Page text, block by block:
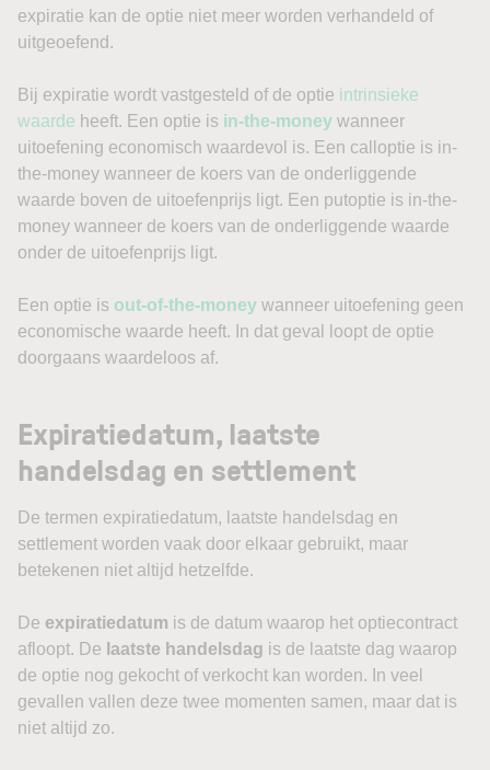
expiratie kan de optie niet meer worden verhandeld of
uitgeoefend.
Bij expiratie wordt vastgesteld of de optie intrinsieke
waarde heeft. Een optie is in-the-money wanneer
uitoefening economisch waardevol is. Een calloptie is in-
the-money wanneer de koers van de onderliggende
waarde boven de uitoefenprijs ligt. Een putoptie is in-the-
money wanneer de koers van de onderliggende waarde
onder de uitoefenprijs ligt.
Een optie is out-of-the-money wanneer uitoefening geen
economische waarde heeft. In dat geval loopt de optie
doorgaans waardeloos af.
Expiratiedatum, laatste
handelsdag en settlement
De termen expiratiedatum, laatste handelsdag en
settlement worden vaak door elkaar gebruikt, maar
betekenen niet altijd hetzelfde.
De expiratiedatum is de datum waarop het optiecontract
afloopt. De laatste handelsdag is de laatste dag waarop
de optie nog gekocht of verkocht kan worden. In veel
gevallen vallen deze twee momenten samen, maar dat is
niet altijd zo.